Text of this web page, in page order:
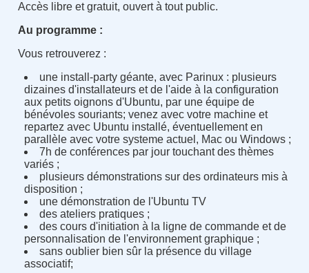
Accès libre et gratuit, ouvert à tout public.
Au programme :
Vous retrouverez :
une install-party géante, avec Parinux : plusieurs
dizaines d'installateurs et de l'aide à la configuration
aux petits oignons d'Ubuntu, par une équipe de
bénévoles souriants; venez avec votre machine et
repartez avec Ubuntu installé, éventuellement en
parallèle avec votre systeme actuel, Mac ou Windows ;
7h de conférences par jour touchant des thèmes
variés ;
plusieurs démonstrations sur des ordinateurs mis à
disposition ;
une démonstration de l'Ubuntu TV
des ateliers pratiques ;
des cours d'initiation à la ligne de commande et de
personnalisation de l'environnement graphique ;
sans oublier bien sûr la présence du village
associatif;